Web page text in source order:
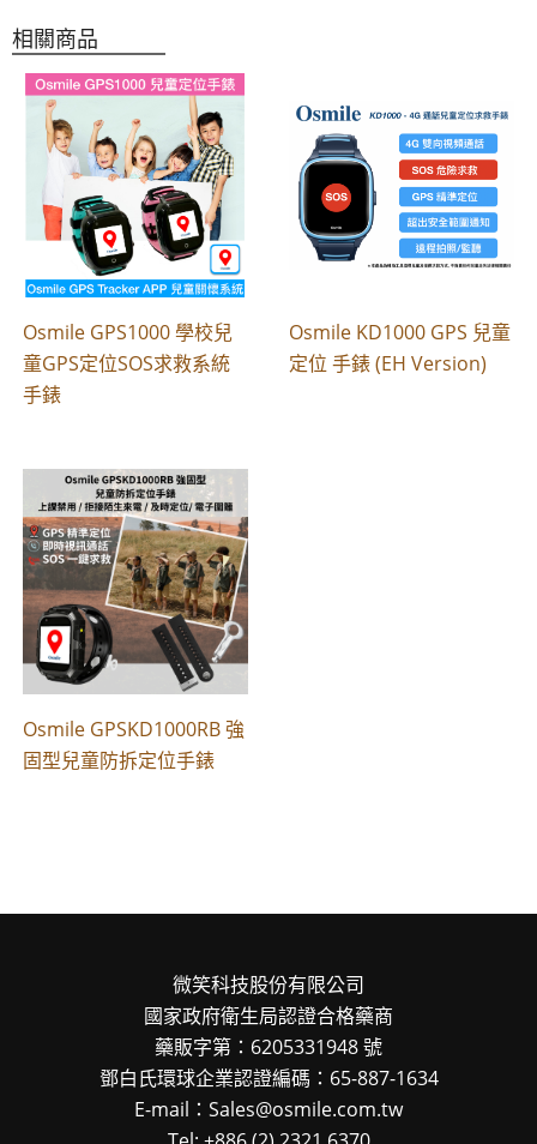
相關商品
Osmile GPS1000 學校兒
童GPS定位SOS求救系統
手錶
Osmile KD1000 GPS 兒童
定位 手錶 (EH Version)
Osmile GPSKD1000RB 強
固型兒童防拆定位手錶
微笑科技股份有限公司
國家政府衛生局認證合格藥商
藥販字第：6205331948 號
鄧白氏環球企業認證編碼：65-887-1634
E-mail：Sales@osmile.com.tw